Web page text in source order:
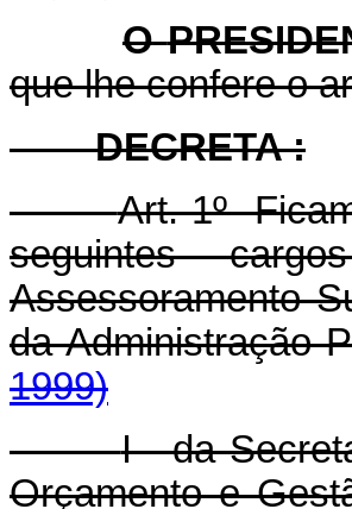
O
que lhe confere o
DECRETA :
Art. 1º
seguintes
Assessoramento
da Administração
1999)
I - da
Orçamento e